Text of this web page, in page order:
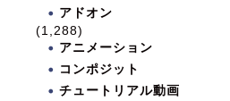
アドオン
(1,288)
アニメーション
コンポジット
チュートリアル動画